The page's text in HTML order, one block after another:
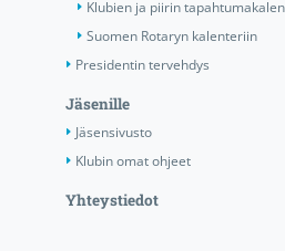
Klubien ja piirin
Suomen Rotaryn kalenteriin
Presidentin tervehdys
Jäsenille
Jäsensivusto
Klubin omat ohjeet
Yhteystiedot